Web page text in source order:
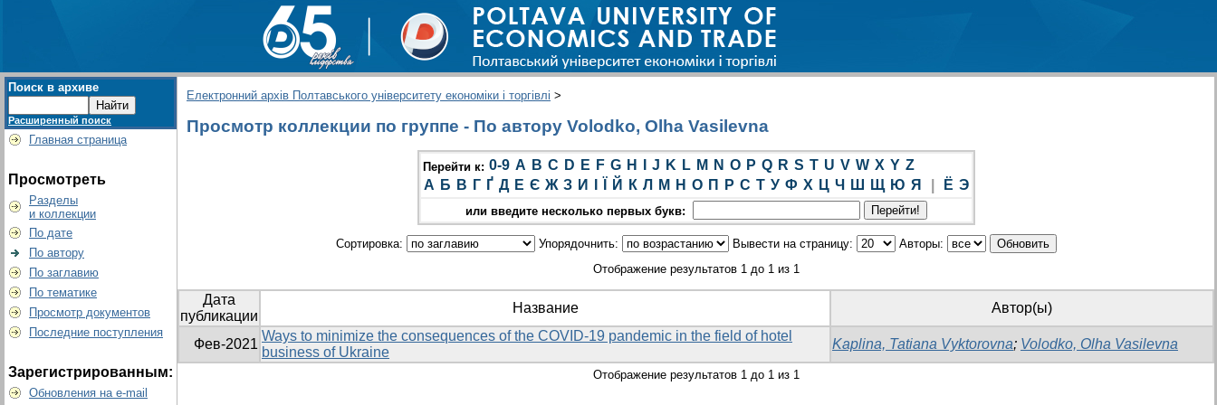
Поиск в архиве
Расширенный поиск
Главная страница
Просмотреть
Разделы
и коллекции
По дате
По автору
По заглавию
По тематике
Просмотр документов
Последние поступления
Зарегистрированным:
Обновления на e-mail
Електронний архів Полтавського університету економіки і торгівлі >
Просмотр коллекции по группе - По автору Volodko, Olha Vasilevna
Перейти к: 0-9 A B C D E F G H J K L M N O P Q R S T U V W X Y Z
А Б В Г Ґ Д Е Є Ж З И Й К Л М Н О П Р С Т У Ф Х Ц Ч Ш Щ Ю Я Ё Э
или введите несколько первых букв:
Сортировка: Упорядочнить: Вывести на страницу:
Авторы:
Отображение результатов 1 до 1 из 1
Дата
публикации
Название Автор(ы)
Фев-2021
Ways to minimize the consequences of the COVID-19 pandemic in the field of hotel
business of Ukraine
Kaplina, Tatiana Vyktorovna; Volodko, Olha Vasilevna
Отображение результатов 1 до 1 из 1